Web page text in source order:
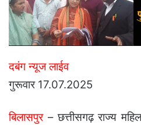
दबंग न्यूज लाईव
गुरूवार 17.07.2025
बिलासपुर– छत्तीसगढ़ राज्य